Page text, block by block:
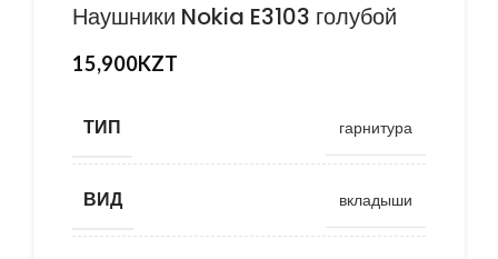
Наушники Nokia E3103 голубой
15,900KZT
ТИП гарнитура
ВИД вкладыши